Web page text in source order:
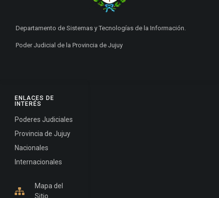
ENLACES DE
INTERÉS
Poderes Judiciales
Provincia de Jujuy
Nacionales
Internacionales
Mapa del
Sitio
Departamento de Sistemas y Tecnologías de la Información.
Poder Judicial de la Provincia de Jujuy